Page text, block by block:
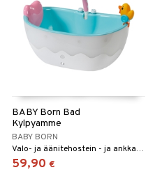
BABY Born Bad
Kylpyamme
BABY BORN
Valo- ja äänitehostein - ja ankkaruisku vesisotaa varten!
59,90 €